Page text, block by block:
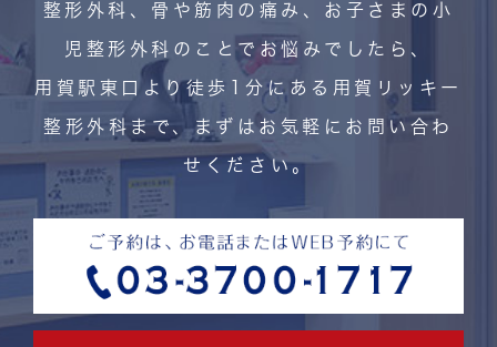
整形外科、骨や筋肉の痛み、お子さまの小
児整形外科のことでお悩みでしたら、
用賀駅東口より徒歩1分にある用賀リッキー
整形外科まで、まずはお気軽にお問い合わ
せください。